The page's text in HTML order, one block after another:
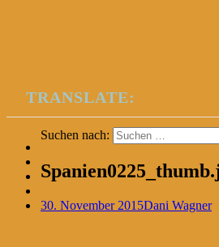
TRANSLATE:
Suchen nach:
30. November 2015Dani Wagner